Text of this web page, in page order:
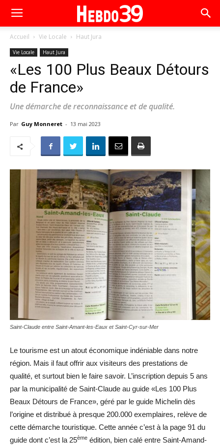
Accueil Vie Locale Haut Jura
Vie Locale Haut Jura
«Les 100 Plus Beaux Détours
de France»
Une démarche de reconnaissance et de qualité.
Par Guy Monneret - 13 mai 2023
Saint-Claude entre Saint-Amant-les-Eaux et Saint-Cyr-sur-Mer
Le tourisme est un atout économique indéniable dans notre
région. Mais il faut offrir aux visiteurs des prestations de
qualité, et surtout bien le faire savoir. L’inscription depuis 5 ans
par la municipalité de Saint-Claude au guide «Les 100 Plus
Beaux Détours de France», géré par le guide Michelin dès
l’origine et distribué à presque 200.000 exemplaires, relève de
cette démarche touristique. Cette année c’est à la page 91 du
guide dont c’est la 25ème édition, bien calé entre Saint-Amand-